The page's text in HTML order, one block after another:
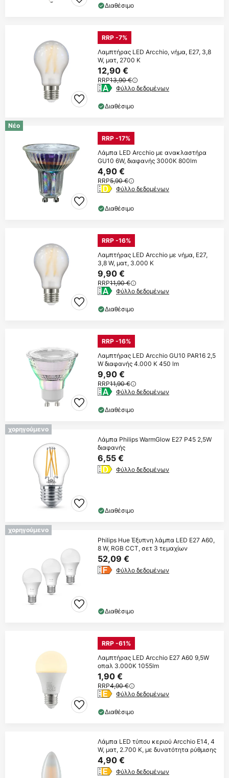
Διαθέσιμο
RRP -7%
Λαμπτήρας LED Arcchio, νήμα, E27, 3,8
W, ματ, 2700 K
12,90 €
RRP13,90 €
Φύλλο δεδομένων
Διαθέσιμο
Νέο
RRP -17%
Λάμπα LED Arcchio με ανακλαστήρα
GU10 6W, διαφανής 3000K 800lm
4,90 €
RRP5,90 €
Φύλλο δεδομένων
Διαθέσιμο
RRP -16%
Λαμπτήρας LED Arcchio με νήμα, E27,
3,8 W, ματ, 3.000 K
9,90 €
RRP11,90 €
Φύλλο δεδομένων
Διαθέσιμο
RRP -16%
Λαμπτήρας LED Arcchio GU10 PAR16 2,5
W διαφανής 4.000 K 450 lm
9,90 €
RRP11,90 €
Φύλλο δεδομένων
Διαθέσιμο
χορηγούμενο
Λάμπα Philips WarmGlow E27 P45 2,5W
διαφανής
6,55 €
Φύλλο δεδομένων
Διαθέσιμο
χορηγούμενο
Philips Hue Έξυπνη λάμπα LED E27 A60,
8 W, RGB CCT, σετ 3 τεμαχίων
52,09 €
Φύλλο δεδομένων
Διαθέσιμο
RRP -61%
Λαμπτήρας LED Arcchio E27 A60 9,5W
οπαλ 3.000K 1055lm
1,90 €
RRP4,90 €
Φύλλο δεδομένων
Διαθέσιμο
Λάμπα LED τύπου κεριού Arcchio E14, 4
W, ματ, 2.700 K, με δυνατότητα ρύθμισης
4,90 €
Φύλλο δεδομένων